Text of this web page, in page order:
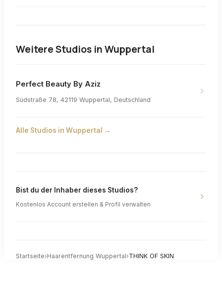
Weitere Studios inWuppertal
Perfect Beauty By Aziz
Südstraße 78, 42119 Wuppertal, Deutschland
Alle Studios in Wuppertal →
Bist du der Inhaber dieses Studios?
Kostenlos Account erstellen & Profil verwalten
Startseite›Haarentfernung Wuppertal›THINK OF SKIN